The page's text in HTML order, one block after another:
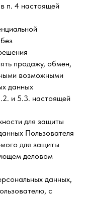
в п. 4 настоящей
продажу, обмен,
возможными
данных
и 5.3. настоящей
для защиты
Пользователя
для защиты
деловом
данных,
с